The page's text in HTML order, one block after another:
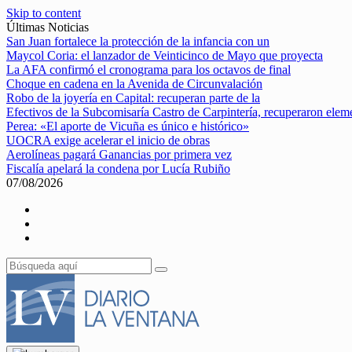
Skip to content
Últimas Noticias
San Juan fortalece la protección de la infancia con un
Maycol Coria: el lanzador de Veinticinco de Mayo que proyecta
La AFA confirmó el cronograma para los octavos de final
Choque en cadena en la Avenida de Circunvalación
Robo de la joyería en Capital: recuperan parte de la
Efectivos de la Subcomisaría Castro de Carpintería, recuperaron
Perea: «El aporte de Vicuña es único e histórico»
UOCRA exige acelerar el inicio de obras
Aerolíneas pagará Ganancias por primera vez
Fiscalía apelará la condena por Lucía Rubiño
07/08/2026